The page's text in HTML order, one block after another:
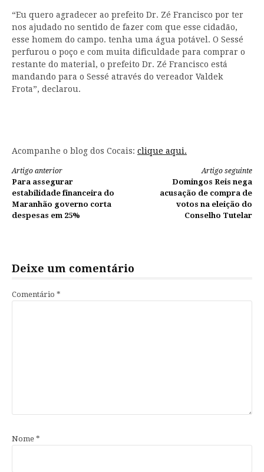
“Eu quero agradecer ao prefeito Dr. Zé Francisco por ter
nos ajudado no sentido de fazer com que esse cidadão,
esse homem do campo. tenha uma água potável. O Sessé
perfurou o poço e com muita dificuldade para comprar o
restante do material, o prefeito Dr. Zé Francisco está
mandando para o Sessé através do vereador Valdek
Frota”, declarou.
Acompanhe o blog dos Cocais: clique aqui.
Continue
lendo
Artigo anterior
Para assegurar
estabilidade financeira do
Maranhão governo corta
despesas em 25%
Artigo seguinte
Domingos Reis nega
acusação de compra de
votos na eleição do
Conselho Tutelar
Deixe um comentário
Comentário *
Nome *